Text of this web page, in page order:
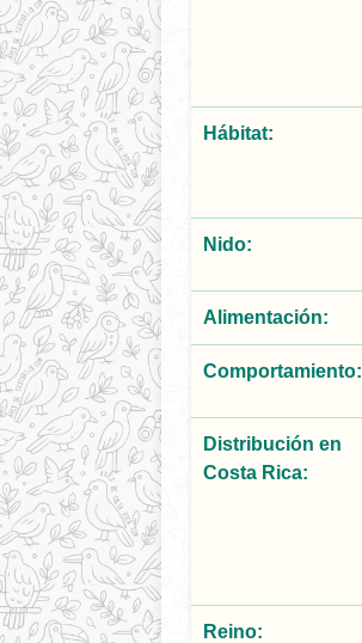
Hábitat:
Nido:
Alimentación:
Comportamiento:
Distribución en
Costa Rica:
Reino: